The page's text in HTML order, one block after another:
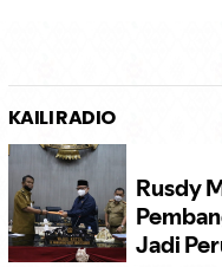
KAILI RADIO